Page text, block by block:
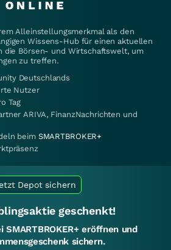
Alleinstellungsmerkmal als den
Wissens-Hub für einen aktuellen
die Börsen- und Wirtschaftswelt, um
zu treffen.
Deutschlands
Nutzer
Tag
ARIVA, FinanzNachrichten und
beim SMARTBROKER+
Depot sichern
geschenkt!
eröffnen und
sichern.